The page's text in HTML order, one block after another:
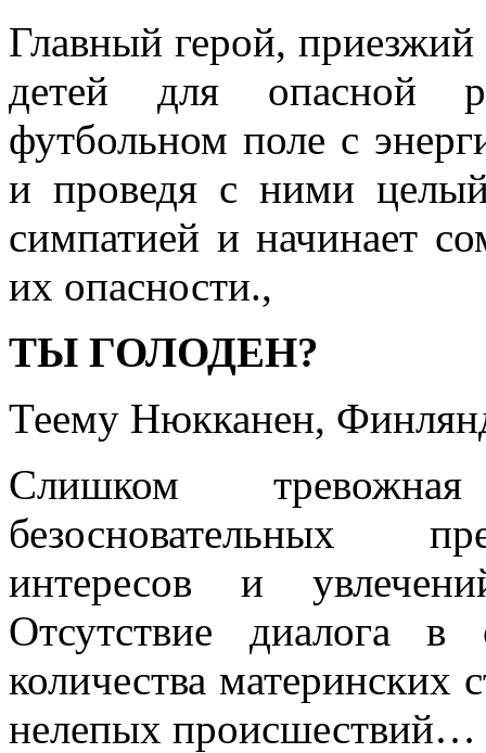
Главный герой, приезжий
детей для опасной
футбольном поле с
и проведя с ними
симпатией и начинает
их опасности.,
ТЫ ГОЛОДЕН?
Теему Нюкканен,
Слишком
безосновательных
интересов и
Отсутствие диалога
количества материнских
нелепых происшествий…